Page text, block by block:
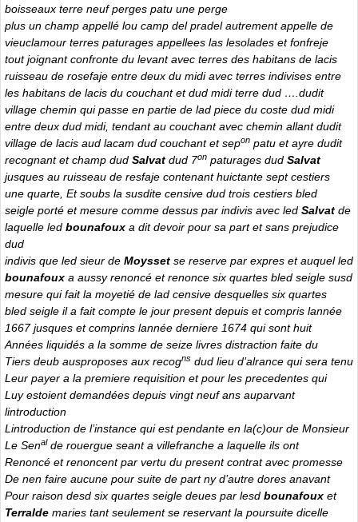
boisseaux terre neuf perges patu une perge
plus un champ appellé lou camp del pradel autrement appelle de
vieuclamour terres paturages appellees las lesolades et fonfreje
tout joignant confronte du levant avec terres des habitans de lacis
ruisseau de rosefaje entre deux du midi avec terres indivises entre
les habitans de lacis du couchant et dud midi terre dud ….dudit
village chemin qui passe en partie de lad piece du coste dud midi
entre deux dud midi, tendant au couchant avec chemin allant dudit
village de lacis aud lacam dud couchant et sepon patu et ayre dudit
recognant et champ dud Salvat dud 7on paturages dud Salvat
jusques au ruisseau de resfaje contenant huictante sept cestiers
une quarte, Et soubs la susdite censive dud trois cestiers bled
seigle porté et mesure comme dessus par indivis avec led Salvat de
laquelle led bounafoux a dit devoir pour sa part et sans prejudice
dud
indivis que led sieur de Moysset se reserve par expres et auquel led
bounafoux a aussy renoncé et renonce six quartes bled seigle susd
mesure qui fait la moyetié de lad censive desquelles six quartes
bled seigle il a fait compte le jour present depuis et compris lannée
1667 jusques et comprins lannée derniere 1674 qui sont huit
Années liquidés a la somme de seize livres distraction faite du
Tiers deub ausproposes aux recogns dud lieu d’alrance qui sera tenu
Leur payer a la premiere requisition et pour les precedentes qui
Luy estoient demandées depuis vingt neuf ans auparvant
lintroduction
Lintroduction de l’instance qui est pendante en la(c)our de Monsieur
Le Senalde rouergue seant a villefranche a laquelle ils ont
Renoncé et renoncent par vertu du present contrat avec promesse
De nen faire aucune pour suite de part ny d’autre dores anavant
Pour raison desd six quartes seigle deues par lesd bounafoux et
Terralde maries tant seulement se reservant la poursuite dicelle